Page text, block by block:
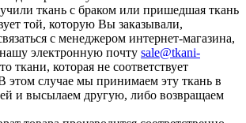
ткань с браком или пришедшая ткань
той, которую Вы заказывали,
с менеджером интернет-магазина,
электронную почту sale@tkani-
ткани, которая не соответствует
этом случае мы принимаем эту ткань в
и высылаем другую, либо возвращаем